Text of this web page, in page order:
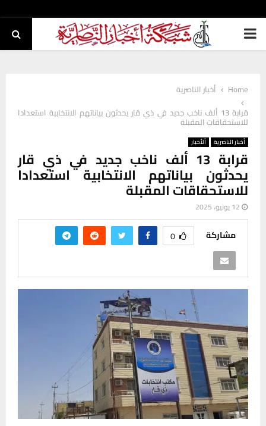
PRIMARY
Home
أخبار الناصرية
قرابة 13 ألف ناخب جديد في ذي قار يحدثون بياناتهم الانتخابية استعدادا
للاستحقاقات المقبلة
أخبار الناصرية ألأخبار
قرابة 13 ألف ناخب جديد في ذي قار
يحدثون بياناتهم الانتخابية استعدادا
للاستحقاقات المقبلة
12 يونيو، 2025
مشاركة 0